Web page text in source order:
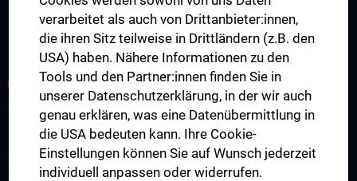
ÜBER UNS
Kliniken & Institute
verarbeitet als auch von Drittanbieter:innen,
die ihren Sitz teilweise in Drittländern (z.B. den
USA) haben. Nähere Informationen zu den
Tools und den Partner:innen finden Sie in
unserer Datenschutzerklärung, in der wir auch
genau erklären, was eine Datenübermittlung in
die USA bedeuten kann. Ihre Cookie-
Einstellungen können Sie auf Wunsch jederzeit
individuell anpassen oder widerrufen.